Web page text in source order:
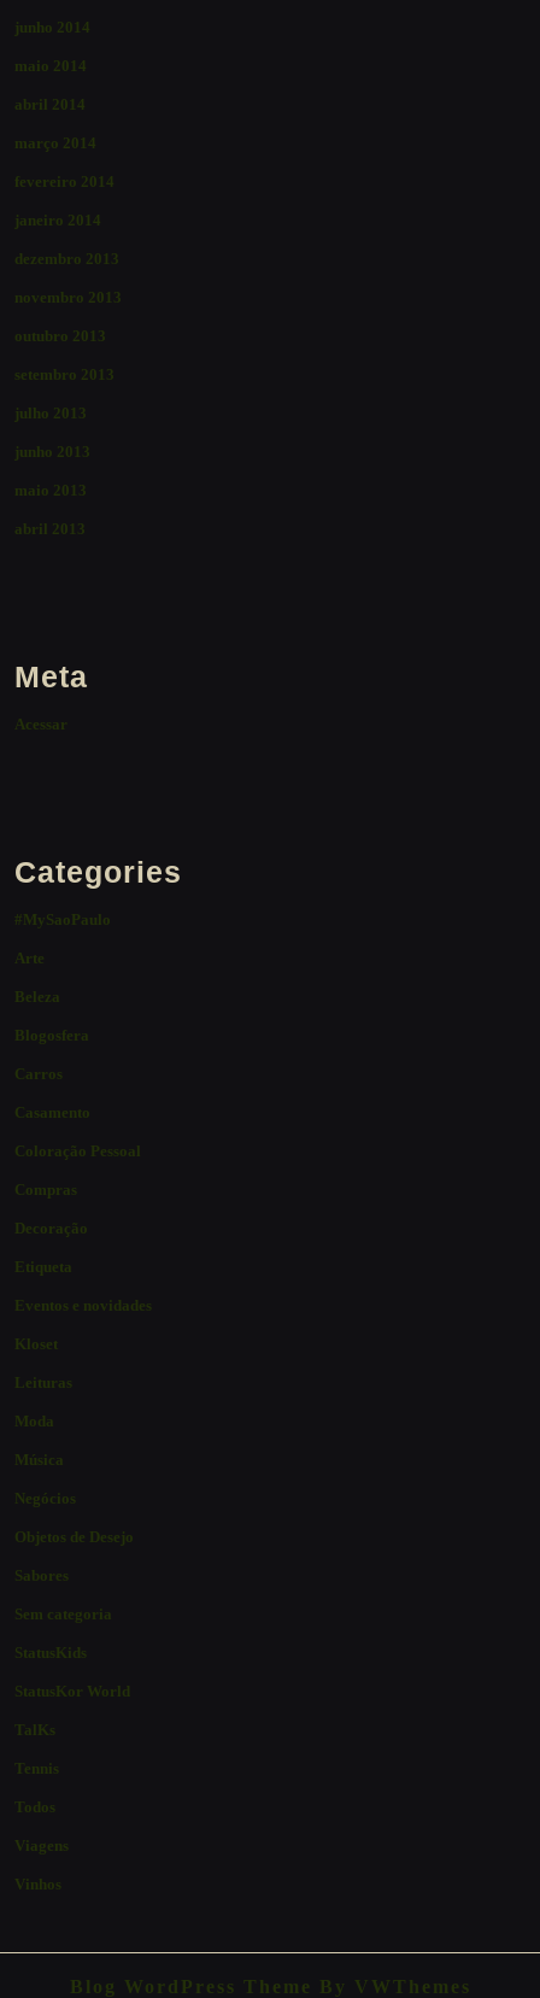
junho 2014
maio 2014
abril 2014
março 2014
fevereiro 2014
janeiro 2014
dezembro 2013
novembro 2013
outubro 2013
setembro 2013
julho 2013
junho 2013
maio 2013
abril 2013
Meta
Acessar
Categories
#MySaoPaulo
Arte
Beleza
Blogosfera
Carros
Casamento
Coloração Pessoal
Compras
Decoração
Etiqueta
Eventos e novidades
Kloset
Leituras
Moda
Música
Negócios
Objetos de Desejo
Sabores
Sem categoria
StatusKids
StatusKor World
TalKs
Tennis
Todos
Viagens
Vinhos
Blog WordPress Theme By VWThemes